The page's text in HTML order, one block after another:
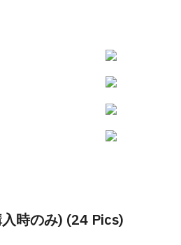
時のみ) (24 Pics)